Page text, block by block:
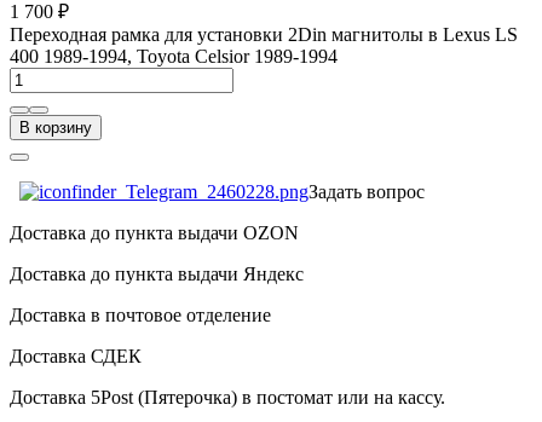
1 700 ₽
Переходная рамка для установки 2Din магнитолы в Lexus LS
400 1989-1994, Toyota Celsior 1989-1994
В корзину
Задать вопрос
Доставка до пункта выдачи OZON
Доставка до пункта выдачи Яндекс
Доставка в почтовое отделение
Доставка СДЕК
Доставка 5Post (Пятерочка) в постомат или на кассу.